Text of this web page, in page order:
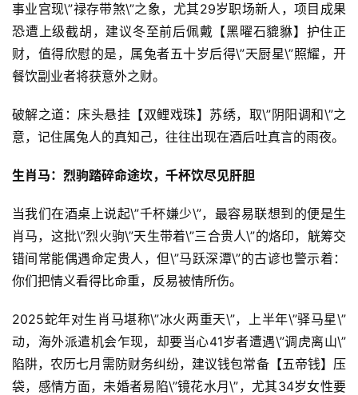
事业宫现\”禄存带煞\”之象，尤其29岁职场新人，项目成果
恐遭上级截胡，建议冬至前后佩戴【黑曜石貔貅】护住正
财，值得欣慰的是，属兔者五十岁后得\”天厨星\”照耀，开
餐饮副业者将获意外之财。
破解之道：床头悬挂【双鲤戏珠】苏绣，取\”阴阳调和\”之
意，记住属兔人的真知己，往往出现在酒后吐真言的雨夜。
生肖马：烈驹踏碎命途坎，千杯饮尽见肝胆
当我们在酒桌上说起\”千杯嫌少\”，最容易联想到的便是生
肖马，这批\”烈火驹\”天生带着\”三合贵人\”的烙印，觥筹交
错间常能偶遇命定贵人，但\”马跃深潭\”的古谚也警示着：
你们把情义看得比命重，反易被情所伤。
2025蛇年对生肖马堪称\”冰火两重天\”，上半年\”驿马星\”
动，海外派遣机会乍现，却要当心41岁者遭遇\”调虎离山\”
陷阱，农历七月需防财务纠纷，建议钱包常备【五帝钱】压
袋，感情方面，未婚者易陷\”镜花水月\”，尤其34岁女性要